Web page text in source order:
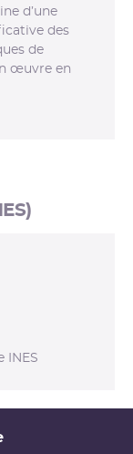
d’une
des
de
œuvre en
INES